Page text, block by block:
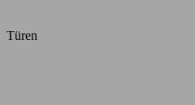
Türen